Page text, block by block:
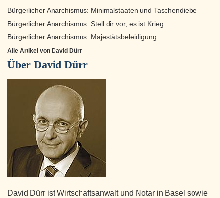
Bürgerlicher Anarchismus: Minimalstaaten und Taschendiebe
Bürgerlicher Anarchismus: Stell dir vor, es ist Krieg
Bürgerlicher Anarchismus: Majestätsbeleidigung
Alle Artikel von David Dürr
Über David Dürr
David Dürr ist Wirtschaftsanwalt und Notar in Basel sowie